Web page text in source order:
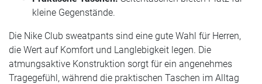
kleine Gegenstände.
Die Nike Club sweatpants sind eine gute Wahl für Herren,
die Wert auf Komfort und Langlebigkeit legen. Die
atmungsaktive Konstruktion sorgt für ein angenehmes
Tragegefühl, während die praktischen Taschen im Alltag